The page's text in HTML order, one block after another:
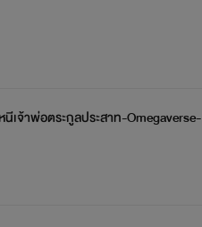
เจ้าพ่อตระกูลประสาท-Omegaverse-